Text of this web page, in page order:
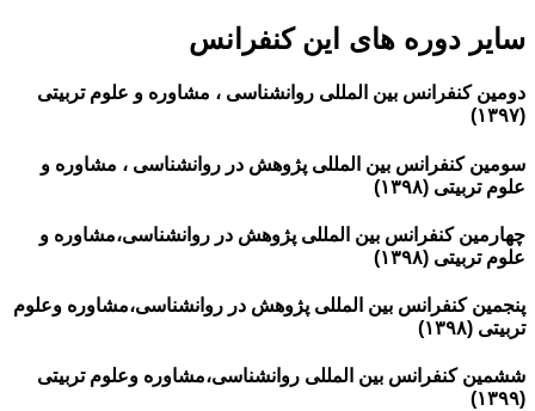
سایر دوره های این کنفرانس
دومین کنفرانس بین المللی روانشناسی ، مشاوره و علوم تربیتی
(۱۳۹۷)
سومین کنفرانس بین المللی پژوهش در روانشناسی ، مشاوره و
علوم تربیتی (۱۳۹۸)
چهارمین کنفرانس بین المللی پژوهش در روانشناسی،مشاوره و
علوم تربیتی (۱۳۹۸)
پنجمین کنفرانس بین المللی پژوهش در روانشناسی،مشاوره وعلوم
تربیتی (۱۳۹۸)
ششمین کنفرانس بین المللی روانشناسی،مشاوره وعلوم تربیتی
(۱۳۹۹)